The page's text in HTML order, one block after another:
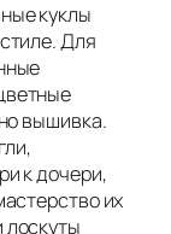
куклы
Для
вышивка.
к дочери,
их